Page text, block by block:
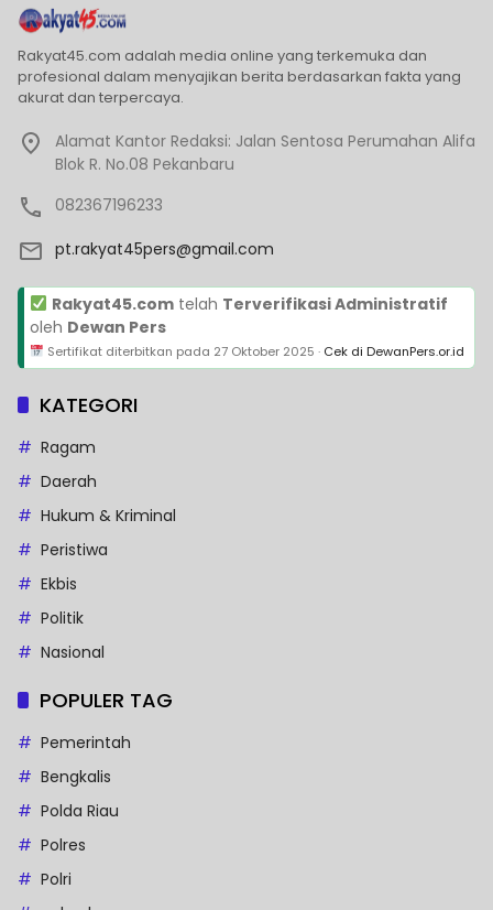
Rakyat45.com adalah media online yang terkemuka dan
profesional dalam menyajikan berita berdasarkan fakta yang
akurat dan terpercaya.
Alamat Kantor Redaksi: Jalan Sentosa Perumahan Alifa
Blok R. No.08 Pekanbaru
082367196233
pt.rakyat45pers@gmail.com
Rakyat45.comtelah Terverifikasi Administratif
oleh Dewan Pers
Sertifikat diterbitkan pada 27 Oktober 2025 · Cek di DewanPers.or.id
KATEGORI
Ragam
Daerah
Hukum & Kriminal
Peristiwa
Ekbis
Politik
Nasional
POPULER TAG
Pemerintah
Bengkalis
Polda Riau
Polres
Polri